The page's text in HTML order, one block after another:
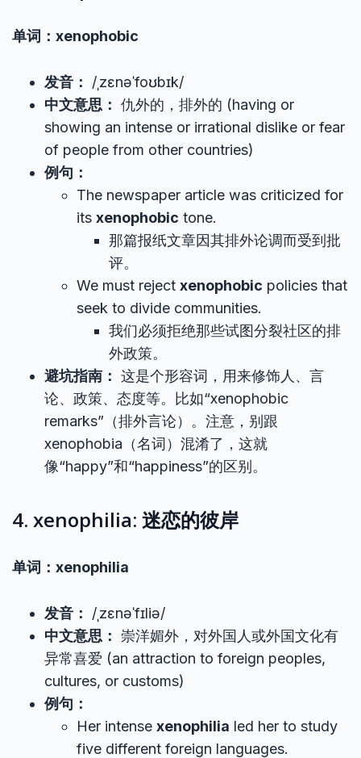
单词：xenophobic
发音：
/ˌzɛnəˈfoʊbɪk/
中文意思： 仇外的，排外的 (having or
showing an intense or irrational dislike or fear
of people from other countries)
例句：
The newspaper article was criticized for
its xenophobic tone.
那篇报纸文章因其排外论调而受到批
评。
We must reject xenophobic policies that
seek to divide communities.
我们必须拒绝那些试图分裂社区的排
外政策。
避坑指南： 这是个形容词，用来修饰人、言
论、政策、态度等。比如“xenophobic
remarks”（排外言论）。注意，别跟
xenophobia（名词）混淆了，这就
像“happy”和“happiness”的区别。
4. xenophilia: 迷恋的彼岸
单词：xenophilia
发音：
/ˌzɛnəˈfɪliə/
中文意思：
崇洋媚外，对外国人或外国文化有
异常喜爱 (an attraction to foreign peoples,
cultures, or customs)
例句：
Her intense xenophilia led her to study
five different foreign languages.